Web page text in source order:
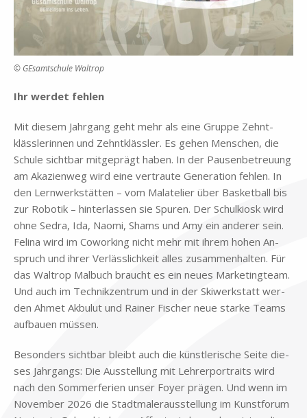
© GE­samt­schu­le Wal­trop
Ihr wer­det feh­len
Mit die­sem Jahr­gang geht mehr als eine Grup­pe Zehnt­
kläss­le­rin­nen und Zehnt­kläss­ler. Es ge­hen Men­schen, die
Schu­le sicht­bar mit­ge­prägt ha­ben. In der Pau­sen­be­treu­ung
am Aka­zi­en­weg wird eine ver­trau­te Ge­ne­ra­ti­on feh­len. In
den Lern­werk­stät­ten – vom Mal­ate­lier über Bas­ket­ball bis
zur Ro­bo­tik – hin­ter­las­sen sie Spu­ren. Der Schul­ki­osk wird
ohne Se­dra, Ida, Nao­mi, Shams und Amy ein an­de­rer sein.
Fe­lina wird im Co­wor­king nicht mehr mit ih­rem ho­hen An­
spruch und ih­rer Ver­läss­lich­keit al­les zu­sam­men­hal­ten. Für
das Wal­trop Mal­buch braucht es ein neu­es Mar­ke­ting­team.
Und auch im Tech­nik­zen­trum und in der Ski­werk­statt wer­
den Ah­met Ak­bu­lut und Rai­ner Fi­scher neue star­ke Teams
auf­bau­en müs­sen.
Be­son­ders sicht­bar bleibt auch die künst­le­ri­sche Sei­te die­
ses Jahr­gangs: Die Aus­stel­lung mit Leh­rer­por­traits wird
nach den Som­mer­fe­ri­en un­ser Foy­er prä­gen. Und wenn im
No­vem­ber 2026 die Stadt­ma­ler­aus­stel­lung im Kunst­fo­rum